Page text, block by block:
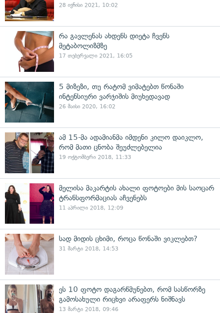
28 ივნისი 2021, 10:02
რა გავლენას ახდენს დიეტა ჩვენს
მეტაბოლიზმზე
17 თებერვალი 2021, 16:05
5 მიზეზი, თუ რატომ ვიმატებთ წონაში
ინტენსიური ვარჯიშის მიუხედავად
26 მაისი 2020, 16:02
ამ 15-მა ადამიანმა იმდენი კილო დაიკლო,
რომ მათი ცნობა შეუძლებელია
19 ოქტომბერი 2018, 11:33
მელისა მაკარტის ახალი ფოტოები მის საოცარ
ტრანსფორმაციას აჩვენებს
11 აპრილი 2018, 12:09
სად მიდის ცხიმი, როცა წონაში ვიკლებთ?
31 მარტი 2018, 14:53
ეს 10 ფოტო დაგარწმუნებთ, რომ სასწორზე
გამოსახული რიცხვი არაფერს ნიშნავს
13 მარტი 2018, 09:46